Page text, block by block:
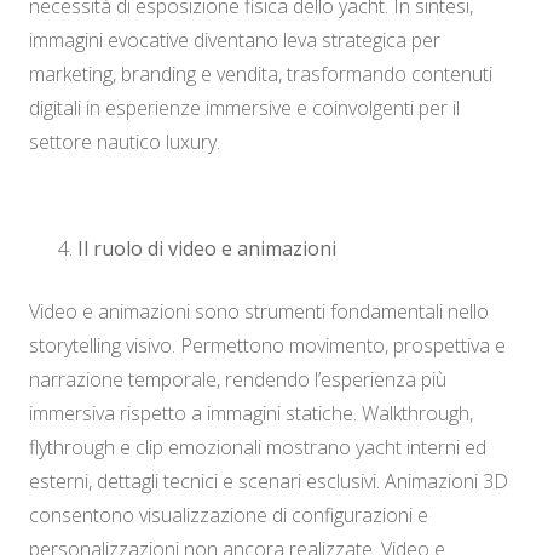
necessità di esposizione fisica dello yacht. In sintesi,
immagini evocative diventano leva strategica per
marketing, branding e vendita, trasformando contenuti
digitali in esperienze immersive e coinvolgenti per il
settore nautico luxury.
Il ruolo di video e animazioni
Video e animazioni sono strumenti fondamentali nello
storytelling visivo. Permettono movimento, prospettiva e
narrazione temporale, rendendo l’esperienza più
immersiva rispetto a immagini statiche. Walkthrough,
flythrough e clip emozionali mostrano yacht interni ed
esterni, dettagli tecnici e scenari esclusivi. Animazioni 3D
consentono visualizzazione di configurazioni e
personalizzazioni non ancora realizzate. Video e